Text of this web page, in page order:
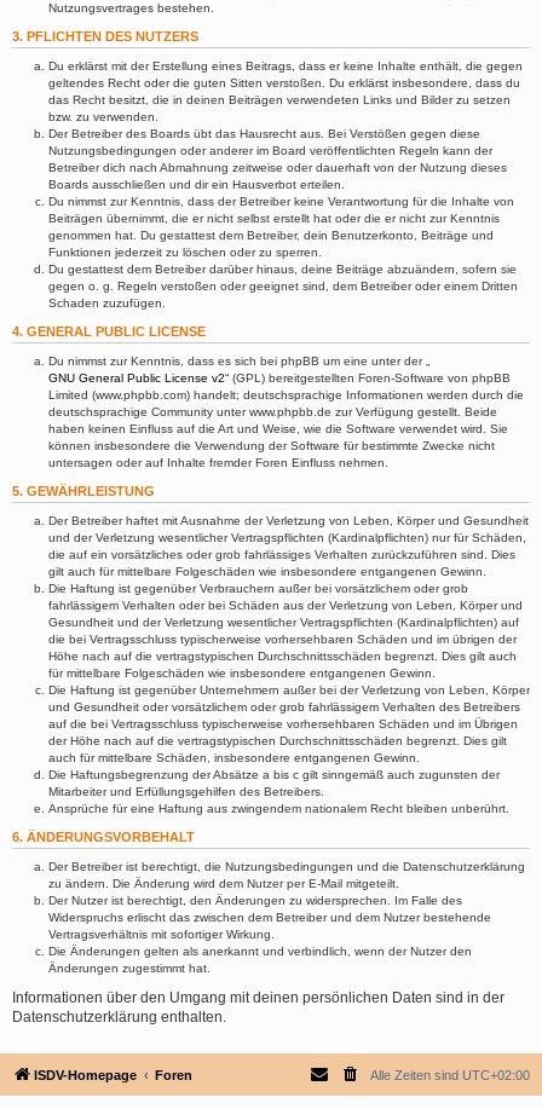
Nutzungsvertrages bestehen.
3. PFLICHTEN DES NUTZERS
Du erklärst mit der Erstellung eines Beitrags, dass er keine Inhalte enthält, die gegen
geltendes Recht oder die guten Sitten verstoßen. Du erklärst insbesondere, dass du
das Recht besitzt, die in deinen Beiträgen verwendeten Links und Bilder zu setzen
bzw. zu verwenden.
Der Betreiber des Boards übt das Hausrecht aus. Bei Verstößen gegen diese
Nutzungsbedingungen oder anderer im Board veröffentlichten Regeln kann der
Betreiber dich nach Abmahnung zeitweise oder dauerhaft von der Nutzung dieses
Boards ausschließen und dir ein Hausverbot erteilen.
Du nimmst zur Kenntnis, dass der Betreiber keine Verantwortung für die Inhalte von
Beiträgen übernimmt, die er nicht selbst erstellt hat oder die er nicht zur Kenntnis
genommen hat. Du gestattest dem Betreiber, dein Benutzerkonto, Beiträge und
Funktionen jederzeit zu löschen oder zu sperren.
Du gestattest dem Betreiber darüber hinaus, deine Beiträge abzuändern, sofern sie
gegen o. g. Regeln verstoßen oder geeignet sind, dem Betreiber oder einem Dritten
Schaden zuzufügen.
4. GENERAL PUBLIC LICENSE
Du nimmst zur Kenntnis, dass es sich bei phpBB um eine unter der „
GNU General Public License v2“ (GPL) bereitgestellten Foren-Software von phpBB
Limited (www.phpbb.com) handelt; deutschsprachige Informationen werden durch die
deutschsprachige Community unter www.phpbb.de zur Verfügung gestellt. Beide
haben keinen Einfluss auf die Art und Weise, wie die Software verwendet wird. Sie
können insbesondere die Verwendung der Software für bestimmte Zwecke nicht
untersagen oder auf Inhalte fremder Foren Einfluss nehmen.
5. GEWÄHRLEISTUNG
Der Betreiber haftet mit Ausnahme der Verletzung von Leben, Körper und Gesundheit
und der Verletzung wesentlicher Vertragspflichten (Kardinalpflichten) nur für Schäden,
die auf ein vorsätzliches oder grob fahrlässiges Verhalten zurückzuführen sind. Dies
gilt auch für mittelbare Folgeschäden wie insbesondere entgangenen Gewinn.
Die Haftung ist gegenüber Verbrauchern außer bei vorsätzlichem oder grob
fahrlässigem Verhalten oder bei Schäden aus der Verletzung von Leben, Körper und
Gesundheit und der Verletzung wesentlicher Vertragspflichten (Kardinalpflichten) auf
die bei Vertragsschluss typischerweise vorhersehbaren Schäden und im übrigen der
Höhe nach auf die vertragstypischen Durchschnittsschäden begrenzt. Dies gilt auch
für mittelbare Folgeschäden wie insbesondere entgangenen Gewinn.
Die Haftung ist gegenüber Unternehmern außer bei der Verletzung von Leben, Körper
und Gesundheit oder vorsätzlichem oder grob fahrlässigem Verhalten des Betreibers
auf die bei Vertragsschluss typischerweise vorhersehbaren Schäden und im Übrigen
der Höhe nach auf die vertragstypischen Durchschnittsschäden begrenzt. Dies gilt
auch für mittelbare Schäden, insbesondere entgangenen Gewinn.
Die Haftungsbegrenzung der Absätze a bis c gilt sinngemäß auch zugunsten der
Mitarbeiter und Erfüllungsgehilfen des Betreibers.
Ansprüche für eine Haftung aus zwingendem nationalem Recht bleiben unberührt.
6. ÄNDERUNGSVORBEHALT
Der Betreiber ist berechtigt, die Nutzungsbedingungen und die Datenschutzerklärung
zu ändern. Die Änderung wird dem Nutzer per E-Mail mitgeteilt.
Der Nutzer ist berechtigt, den Änderungen zu widersprechen. Im Falle des
Widerspruchs erlischt das zwischen dem Betreiber und dem Nutzer bestehende
Vertragsverhältnis mit sofortiger Wirkung.
Die Änderungen gelten als anerkannt und verbindlich, wenn der Nutzer den
Änderungen zugestimmt hat.
Informationen über den Umgang mit deinen persönlichen Daten sind in der
Datenschutzerklärung enthalten.
ISDV-Homepage Foren Alle Zeiten sind UTC+02:00